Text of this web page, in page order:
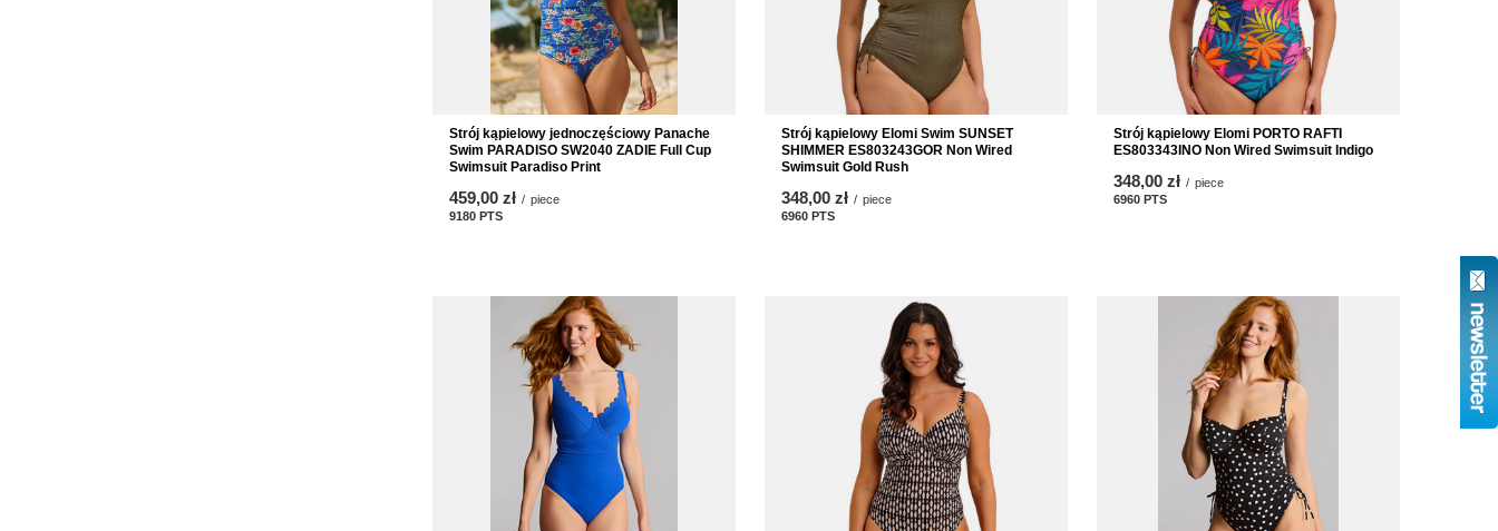
Strój kąpielowy jednoczęściowy Panache
Swim PARADISO SW2040 ZADIE Full Cup
Swimsuit Paradiso Print
459,00 zł / piece
9180 PTS
Strój kąpielowy Elomi Swim SUNSET
SHIMMER ES803243GOR Non Wired
Swimsuit Gold Rush
348,00 zł / piece
6960 PTS
Strój kąpielowy Elomi PORTO RAFTI
ES803343INO Non Wired Swimsuit Indigo
348,00 zł / piece
6960 PTS